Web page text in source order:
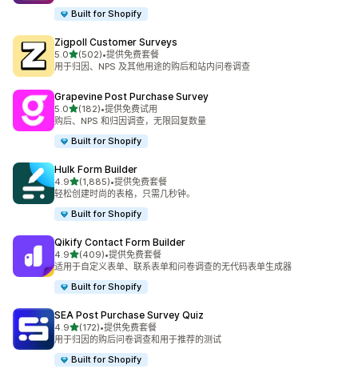
Built for Shopify
Zigpoll Customer Surveys
5.0星（满分 5 星）
(502)
总共 502 条评论
•提供免费套餐
用于归因、NPS 及其他用途的购后和站内问卷调查
Grapevine Post Purchase Survey
5.0星（满分 5 星）
(182)
总共 182 条评论
•提供免费试用
购后、NPS 和归因调查，无限回复数量
Built for Shopify
Hulk Form Builder
4.9星（满分 5 星）
(1,885)
总共 1885 条评论
•提供免费套餐
轻松创建时尚的表格，只需几秒钟。
Built for Shopify
Qikify Contact Form Builder
4.9星（满分 5 星）
(409)
总共 409 条评论
•提供免费套餐
适用于自定义表单、联系表单和问卷调查的无代码表单生成器
Built for Shopify
SEA Post Purchase Survey Quiz
4.9星（满分 5 星）
(172)
总共 172 条评论
•提供免费套餐
用于归因的购后问卷调查和用于推荐的测试
Built for Shopify